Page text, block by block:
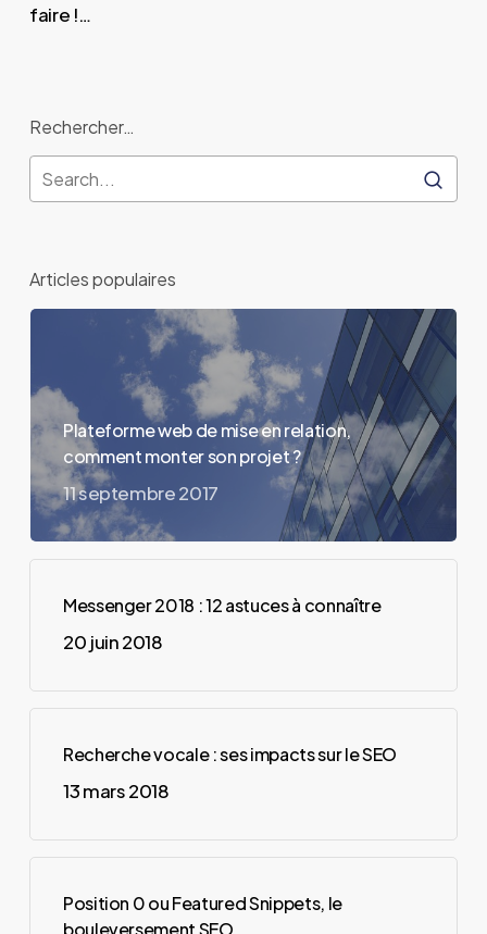
faire !…
Rechercher…
Articles populaires
Plateforme web de mise en relation,
comment monter son projet ?
11 septembre 2017
Messenger 2018 : 12 astuces à connaître
20 juin 2018
Recherche vocale : ses impacts sur le SEO
13 mars 2018
Position 0 ou Featured Snippets, le
bouleversement SEO